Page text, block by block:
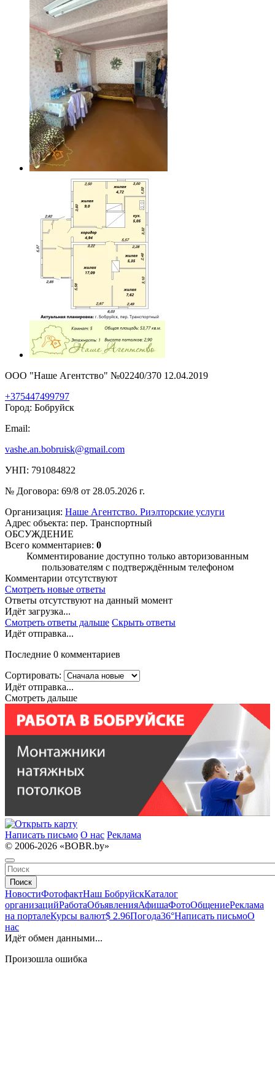
ООО "Наше Агентство" №02240/370 12.04.2019
+375447499797
Город: Бобруйск
Email:
vashe.an.bobruisk@gmail.com
УНП: 791084822
№ Договора: 69/8 от 28.05.2026 г.
Организация: Наше Агентство. Риэлторские услуги
Адрес объекта: пер. Транспортный
ОБСУЖДЕНИЕ
Всего комментариев: 0
Комментирование доступно только авторизованным
пользователям с подтверждённым телефоном
Комментарии отсутствуют
Смотреть новые ответы
Ответы отсутствуют на данный момент
Идёт загрузка...
Смотреть ответы дальше Скрыть ответы
Идёт отправка...
Последние 0 комментариев
Сортировать:
Идёт отправка...
Смотреть дальше
Написать письмо О нас Реклама
© 2006-2026 «BOBR.by»
Поиск
НовостиФотофактНаш БобруйскКаталог
организацийРаботаОбъявленияАфишаФотоОбщениеРеклама
на порталеКурсы валют$ 2.96Погода36°Написать письмоО
нас
Идёт обмен данными...
Произошла ошибка